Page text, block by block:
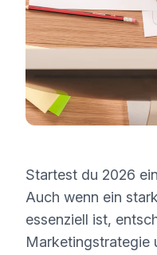
Startest du 2026
Auch wenn ein
essenziell ist,
Marketingstrategie